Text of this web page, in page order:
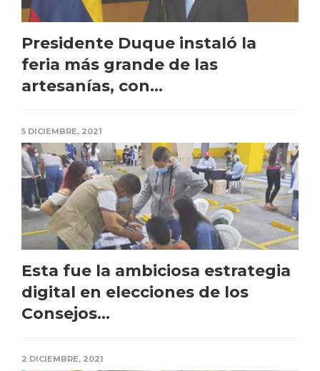
Presidente Duque instaló la
feria más grande de las
artesanías, con...
5 DICIEMBRE, 2021
Esta fue la ambiciosa estrategia
digital en elecciones de los
Consejos...
2 DICIEMBRE, 2021